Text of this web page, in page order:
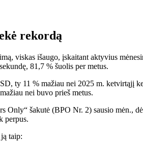
rekordą
viskas išaugo, įskaitant aktyvius
81,7 % šuolis per metus.
ty 11 % mažiau nei 2025 m. ketvirtąjį
nei buvo prieš metus.
Only“ šakutė (BPO Nr. 2) sausio mėn.,
perpus.
taip: